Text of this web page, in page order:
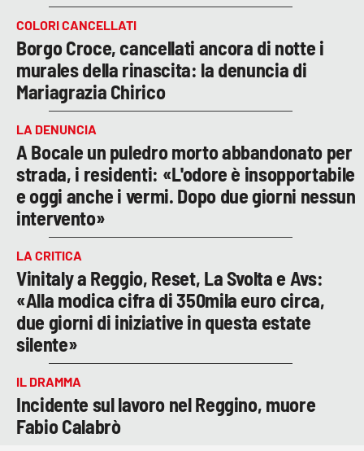
COLORI CANCELLATI
Borgo Croce, cancellati ancora di notte i
murales della rinascita: la denuncia di
Mariagrazia Chirico
LA DENUNCIA
A Bocale un puledro morto abbandonato per
strada, i residenti: «L'odore è insopportabile
e oggi anche i vermi. Dopo due giorni nessun
intervento»
LA CRITICA
Vinitaly a Reggio, Reset, La Svolta e Avs:
«Alla modica cifra di 350mila euro circa,
due giorni di iniziative in questa estate
silente»
IL DRAMMA
Incidente sul lavoro nel Reggino, muore
Fabio Calabrò